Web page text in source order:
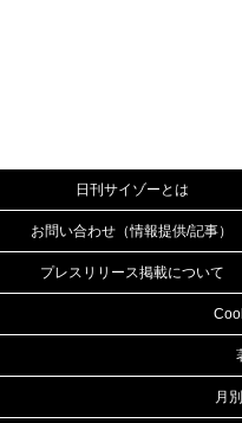
日刊サイゾーとは
お問い合わせ（情報提供/記事）
プレスリリース掲載について
月